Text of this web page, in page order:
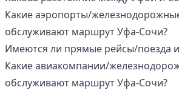
Какие аэропорты/
обслуживают маршрут Уфа-Сочи?
Имеются ли прямые рейсы/поезда
Какие авиакомпании/
обслуживают маршрут Уфа-Сочи?